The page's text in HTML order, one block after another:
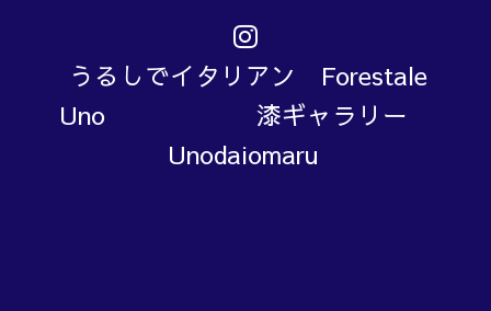
うるしでイタリアン Forestale
Uno 漆ギャラリー
Unodaiomaru